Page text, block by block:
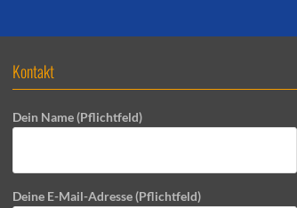
Kontakt
Dein Name (Pflichtfeld)
Deine E-Mail-Adresse (Pflichtfeld)